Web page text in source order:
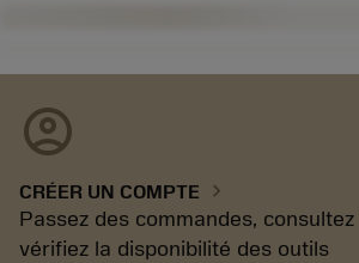
account_circle
CRÉER UN COMPTE chevron_right
Passez des commandes,
vérifiez la disponibilité des outils